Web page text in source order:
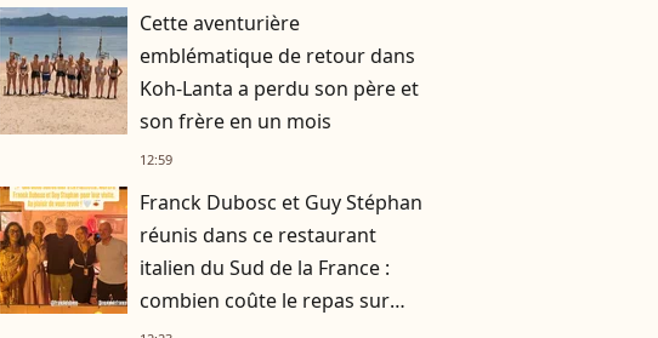
Cette aventurière
emblématique de retour dans
Koh-Lanta a perdu son père et
son frère en un mois
12:59
Franck Dubosc et Guy Stéphan
réunis dans ce restaurant
italien du Sud de la France :
combien coûte le repas sur